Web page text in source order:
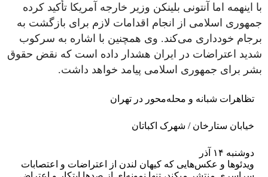
با اینهمه اما آنتونی بلینکن وزیر خارجه آمریکا تأکید کرده
جمهوری اسلامی از انجام اقدامات لازم برای بازگشت به
برجام خودداری می‌کند. وی همچنین با اشاره به سرکوب
شدید اعتراضات در ایران هشدار داده است که نقض حقوق
بشر برای جمهوری اسلامی پیامد خواهد داشت.
تظاهرات شبانه و محله‌محور در تهران
خیابان ستارخان / شهرک اکباتان
دوشنبه ۱۴ آذر
ویدئوها و عکس‌هایی که کیهان لندن از اعتراضات و اعتصابات